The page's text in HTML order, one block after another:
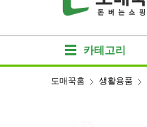
카테고리
도매꾹홈 생활용품